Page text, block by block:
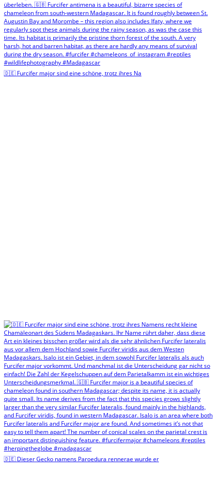
🇩🇪 Furcifer major sind eine schöne, trotz ihres Na
🇩🇪 Dieser Gecko namens Paroedura rennerae wurde er